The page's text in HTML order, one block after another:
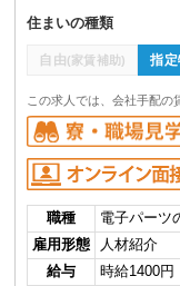
住まいの種類
自由(家賃補助) 指
この求人では、会社手配の
職種
電子パーツ
雇用形態
人材紹介
給与
時給1400